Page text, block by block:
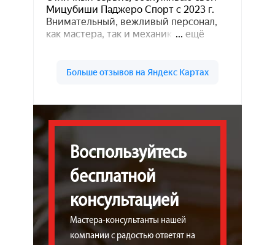
Воспользуйтесь
бесплатной
консультацией
Мастера-консультанты нашей
компании с радостью ответят на